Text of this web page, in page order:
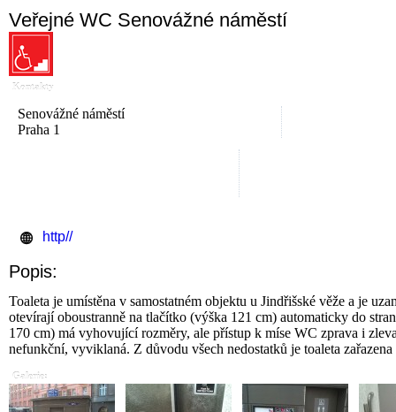
Veřejné WC Senovážné náměstí
Kontakty
Senovážné náměstí
Praha 1
http//
Popis:
Toaleta je umístěna v samostatném objektu u Jindřišské věže a je
otevírají oboustranně na tlačítko (výška 121 cm) automaticky do
170 cm) má vyhovující rozměry, ale přístup k míse WC zprava i
nefunkční, vyviklaná. Z důvodu všech nedostatků je toaleta
Galerie: